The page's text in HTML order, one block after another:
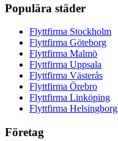
Populära städer
Flyttfirma Stockholm
Flyttfirma Göteborg
Flyttfirma Malmö
Flyttfirma Uppsala
Flyttfirma Västerås
Flyttfirma Örebro
Flyttfirma Linköping
Flyttfirma Helsingborg
Företag